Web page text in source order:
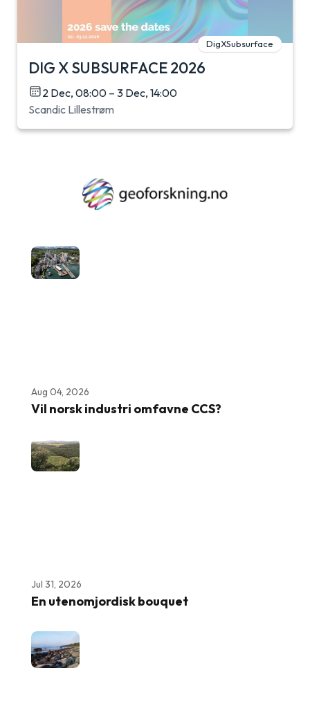
DigXSubsurface
DIG X SUBSURFACE 2026
2 Dec, 08:00 – 3 Dec, 14:00
Scandic Lillestrøm
Aug 04, 2026
Vil norsk industri omfavne CCS?
Jul 31, 2026
En utenomjordisk bouquet